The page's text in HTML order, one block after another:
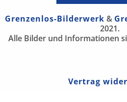
Grenzenlos-Bilderwerk &
2021.
Alle Bilder und Informationen
Vertrag